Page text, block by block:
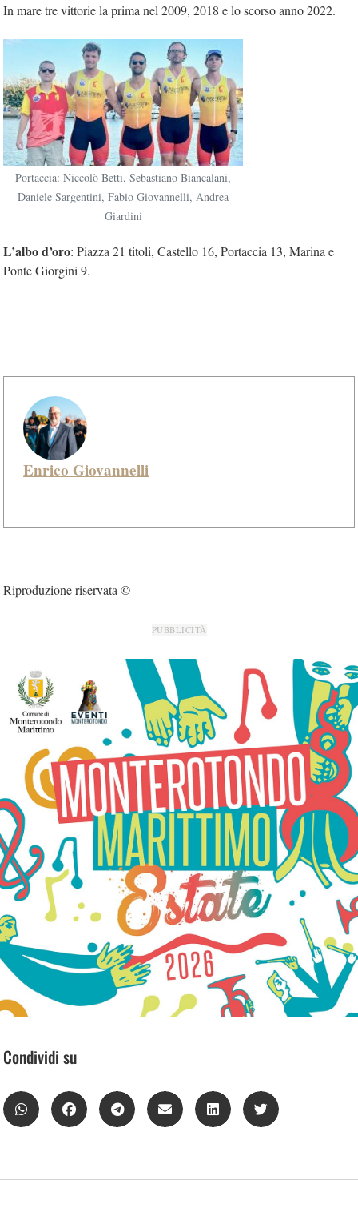
In mare tre vittorie la prima nel 2009, 2018 e lo scorso anno 2022.
Portaccia: Niccolò Betti, Sebastiano Biancalani,
Daniele Sargentini, Fabio Giovannelli, Andrea
Giardini
L’albo d’oro: Piazza 21 titoli, Castello 16, Portaccia 13, Marina e
Ponte Giorgini 9.
Enrico Giovannelli
Riproduzione riservata ©
PUBBLICITÀ
Condividi su